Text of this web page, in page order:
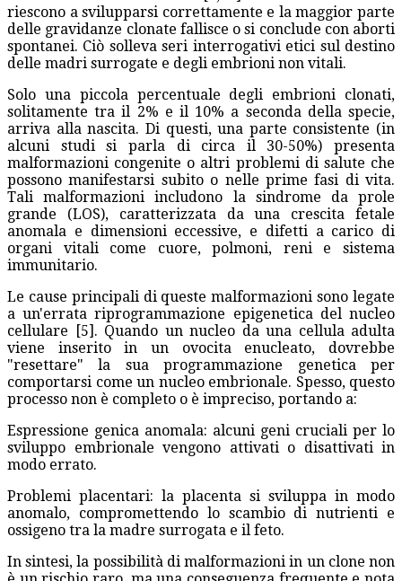
riescono a svilupparsi correttamente e la maggior parte
delle gravidanze clonate fallisce o si conclude con aborti
spontanei. Ciò solleva seri interrogativi etici sul destino
delle madri surrogate e degli embrioni non vitali.
Solo una piccola percentuale degli embrioni clonati,
solitamente tra il 2% e il 10% a seconda della specie,
arriva alla nascita. Di questi, una parte consistente (in
alcuni studi si parla di circa il 30-50%) presenta
malformazioni congenite o altri problemi di salute che
possono manifestarsi subito o nelle prime fasi di vita.
Tali malformazioni includono la sindrome da prole
grande (LOS), caratterizzata da una crescita fetale
anomala e dimensioni eccessive, e difetti a carico di
organi vitali come cuore, polmoni, reni e sistema
immunitario.
Le cause principali di queste malformazioni sono legate
a un'errata riprogrammazione epigenetica del nucleo
cellulare [5]. Quando un nucleo da una cellula adulta
viene inserito in un ovocita enucleato, dovrebbe
"resettare" la sua programmazione genetica per
comportarsi come un nucleo embrionale. Spesso, questo
processo non è completo o è impreciso, portando a:
Espressione genica anomala: alcuni geni cruciali per lo
sviluppo embrionale vengono attivati o disattivati in
modo errato.
Problemi placentari: la placenta si sviluppa in modo
anomalo, compromettendo lo scambio di nutrienti e
ossigeno tra la madre surrogata e il feto.
In sintesi, la possibilità di malformazioni in un clone non